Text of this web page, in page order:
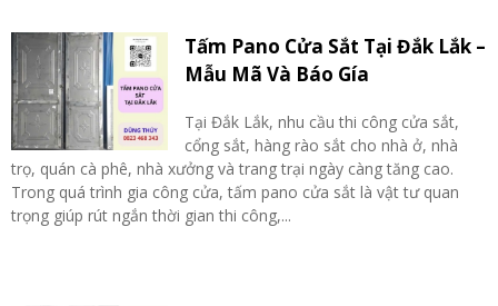
Tấm Pano Cửa Sắt Tại Đắk Lắk –
Mẫu Mã Và Báo Gía
Tại Đắk Lắk, nhu cầu thi công cửa sắt,
cổng sắt, hàng rào sắt cho nhà ở, nhà
trọ, quán cà phê, nhà xưởng và trang trại ngày càng tăng cao.
Trong quá trình gia công cửa, tấm pano cửa sắt là vật tư quan
trọng giúp rút ngắn thời gian thi công,...